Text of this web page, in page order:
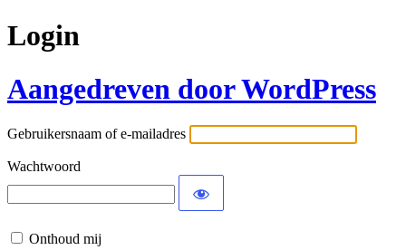
Login
Aangedreven door WordPress
Gebruikersnaam of e-mailadres
Wachtwoord
Onthoud mij